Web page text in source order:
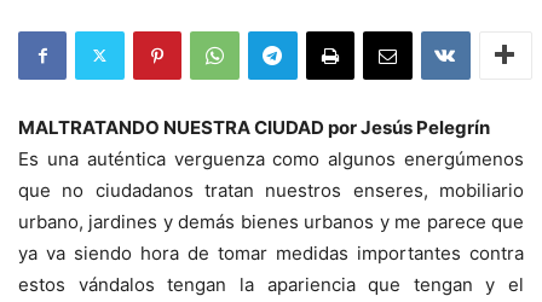
MALTRATANDO NUESTRA CIUDAD por Jesús Pelegrín
Es una auténtica verguenza como algunos energúmenos
que no ciudadanos tratan nuestros enseres, mobiliario
urbano, jardines y demás bienes urbanos y me parece que
ya va siendo hora de tomar medidas importantes contra
estos vándalos tengan la apariencia que tengan y el